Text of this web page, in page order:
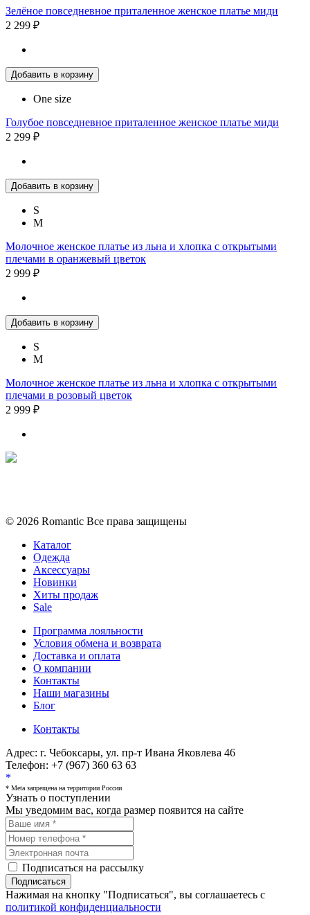
Зелёное повседневное приталенное женское платье миди
2 299 ₽
Добавить в корзину
One size
Голубое повседневное приталенное женское платье миди
2 299 ₽
Добавить в корзину
S
M
Молочное женское платье из льна и хлопка с открытыми
плечами в оранжевый цветок
2 999 ₽
Добавить в корзину
S
M
Молочное женское платье из льна и хлопка с открытыми
плечами в розовый цветок
2 999 ₽
© 2026 Romantic Все права защищены
Каталог
Одежда
Аксессуары
Новинки
Хиты продаж
Sale
Программа лояльности
Условия обмена и возврата
Доставка и оплата
О компании
Контакты
Наши магазины
Блог
Контакты
Адрес: г. Чебоксары, ул. пр-т Ивана Яковлева 46
Телефон: +7 (967) 360 63 63
*
* Meta запрещена на территории России
Узнать о поступлении
Мы уведомим вас, когда размер появится на сайте
Подписаться на рассылку
Подписаться
Нажимая на кнопку "Подписаться", вы соглашаетесь с
политикой конфиденциальности